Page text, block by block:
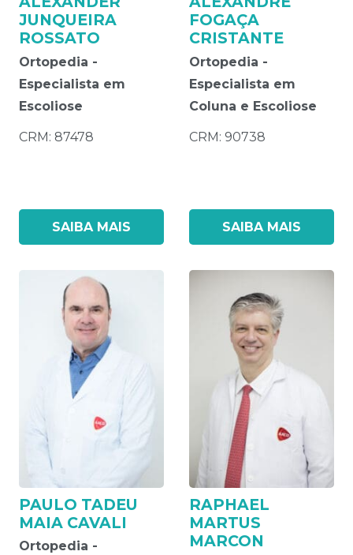
JUNQUEIRA
ROSSATO
Ortopedia -
Especialista em
Escoliose
CRM: 87478
SAIBA MAIS
FOGAÇA
CRISTANTE
Ortopedia -
Especialista em
Coluna e Escoliose
CRM: 90738
SAIBA MAIS
PAULO TADEU
MAIA CAVALI
Ortopedia -
RAPHAEL
MARTUS
MARCON